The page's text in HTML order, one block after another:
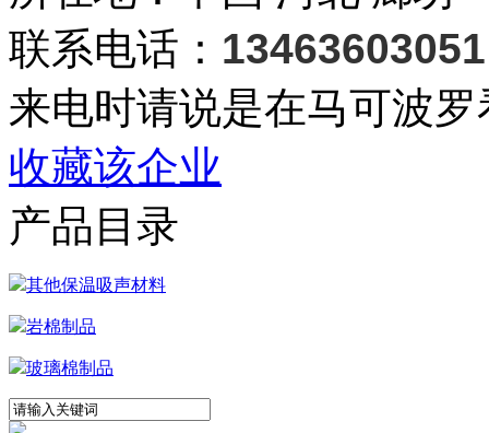
联系电话： 13463603051
来电时请说是在马可波
收藏该企业
产品目录
其他保温吸声材料
岩棉制品
玻璃棉制品